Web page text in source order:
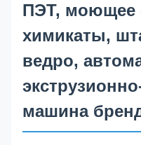
ПЭТ, моющее
химикаты,
ведро,
машина